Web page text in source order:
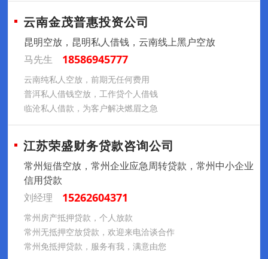
云南金茂普惠投资公司
昆明空放，昆明私人借钱，云南线上黑户空放
马先生
18586945777
云南纯私人空放，前期无任何费用
普洱私人借钱空放，工作贷个人借钱
临沧私人借款，为客户解决燃眉之急
江苏荣盛财务贷款咨询公司
常州短借空放，常州企业应急周转贷款，常州中小企业
信用贷款
刘经理
15262604371
常州房产抵押贷款，个人放款
常州无抵押空放贷款，欢迎来电洽谈合作
常州免抵押贷款，服务有我，满意由您